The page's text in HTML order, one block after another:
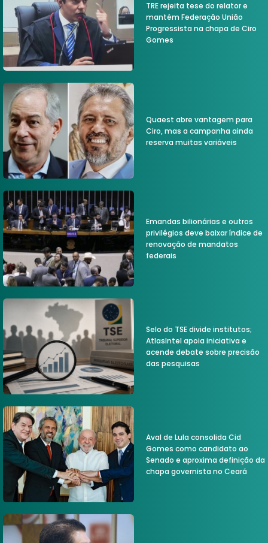
TRE rejeita tese do relator e
mantém Federação União
Progressista na chapa de Ciro
Gomes
Quaest abre vantagem para
Ciro, mas a campanha ainda
reserva muitas variáveis
Emandas bilionárias e outros
privilégios deve baixar índice de
renovação de mandatos
federais
Selo do TSE divide institutos;
AtlasIntel apoia iniciativa e
acende debate sobre precisão
das pesquisas
Aval de Lula consolida Cid
Gomes como candidato ao
Senado e aproxima definição da
chapa governista no Ceará